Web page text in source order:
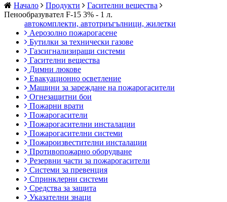
Начало Продукти
Гасителни вещества
Пенообразувател F-15 3% - 1 л.
автокомплекти, автотриъгълници, жилетки
Аерозолно пожарогасене
Бутилки за технически газове
Газсигнализиращи системи
Гасителни вещества
Димни люкове
Евакуационно осветление
Машини за зареждане на пожарогасители
Огнезащитни бои
Пожарни врати
Пожарогасители
Пожарогасителни инсталации
Пожарогасителни системи
Пожароизвестителни инсталации
Противопожарно оборудване
Резервни части за пожарогасители
Системи за превенция
Спринклерни системи
Средства за защита
Указателни знаци